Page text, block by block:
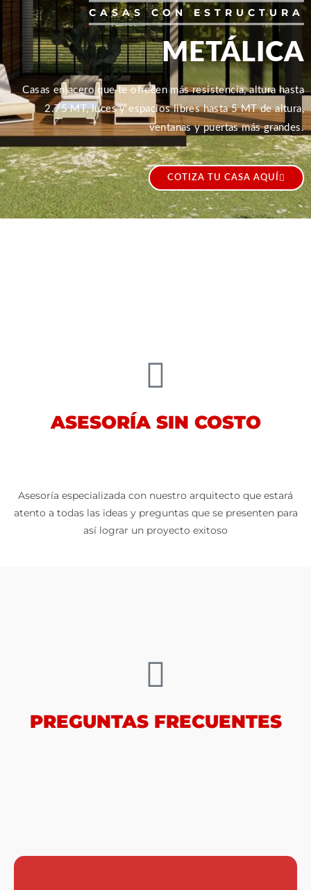
CASAS CON ESTRUCTURA
METÁLICA
Casas en acero que te ofrecen más resistencia, altura hasta
2.75 MT, luces y espacios libres hasta 5 MT de altura,
ventanas y puertas más grandes.
COTIZA TU CASA AQUÍ
ASESORÍA SIN COSTO
Asesoría especializada con nuestro arquitecto que estará
atento a todas las ideas y preguntas que se presenten para
así lograr un proyecto exitoso
PREGUNTAS FRECUENTES